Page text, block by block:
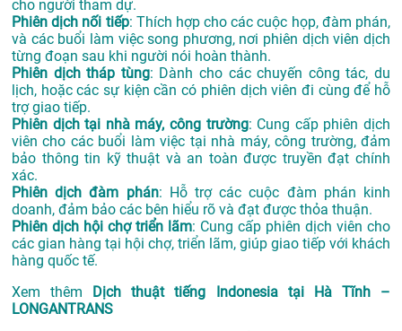
cho người tham dự.
Phiên dịch nối tiếp: Thích hợp cho các cuộc họp, đàm phán,
và các buổi làm việc song phương, nơi phiên dịch viên dịch
từng đoạn sau khi người nói hoàn thành.
Phiên dịch tháp tùng: Dành cho các chuyến công tác, du
lịch, hoặc các sự kiện cần có phiên dịch viên đi cùng để hỗ
trợ giao tiếp.
Phiên dịch tại nhà máy, công trường: Cung cấp phiên dịch
viên cho các buổi làm việc tại nhà máy, công trường, đảm
bảo thông tin kỹ thuật và an toàn được truyền đạt chính
xác.
Phiên dịch đàm phán: Hỗ trợ các cuộc đàm phán kinh
doanh, đảm bảo các bên hiểu rõ và đạt được thỏa thuận.
Phiên dịch hội chợ triển lãm: Cung cấp phiên dịch viên cho
các gian hàng tại hội chợ, triển lãm, giúp giao tiếp với khách
hàng quốc tế.
Xem thêm
Dịch thuật tiếng Indonesia tại Hà Tĩnh –
LONGANTRANS